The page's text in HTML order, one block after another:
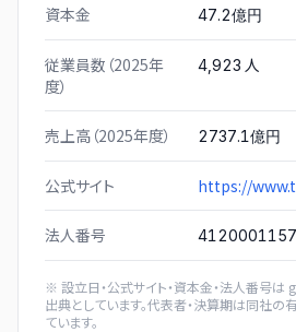
資本金 47.2億円
従業員数（2025年
度）
4,923 人
売上高（2025年度） 2737.1億円
公式サイト https://
法人番号
※ 設立日・公式サイト・資本金・法人番号は
出典としています。代表者・決算期は同社
ています。